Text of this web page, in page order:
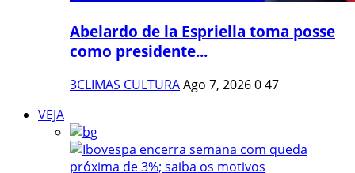
Abelardo de la Espriella toma posse
como presidente...
3CLIMAS CULTURAAgo 7, 2026047
VEJA